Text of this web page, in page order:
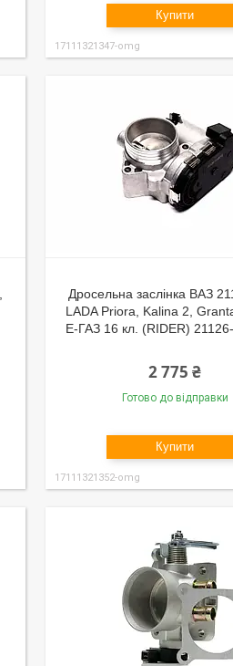
Купити
17111321347-omg
Дросельна заслінка ВАЗ
LADA Priora, Kalina 2,
Е-ГАЗ 16 кл. (RIDER)
2 775 ₴
Готово до відправки
Купити
17111321352-omg